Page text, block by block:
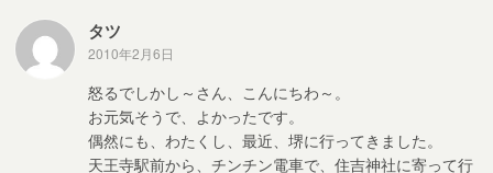
タツ
2010年2月6日
怒るでしかし～さん、こんにちわ～。
お元気そうで、よかったです。
偶然にも、わたくし、最近、堺に行ってきました。
天王寺駅前から、チンチン電車で、住吉神社に寄って行